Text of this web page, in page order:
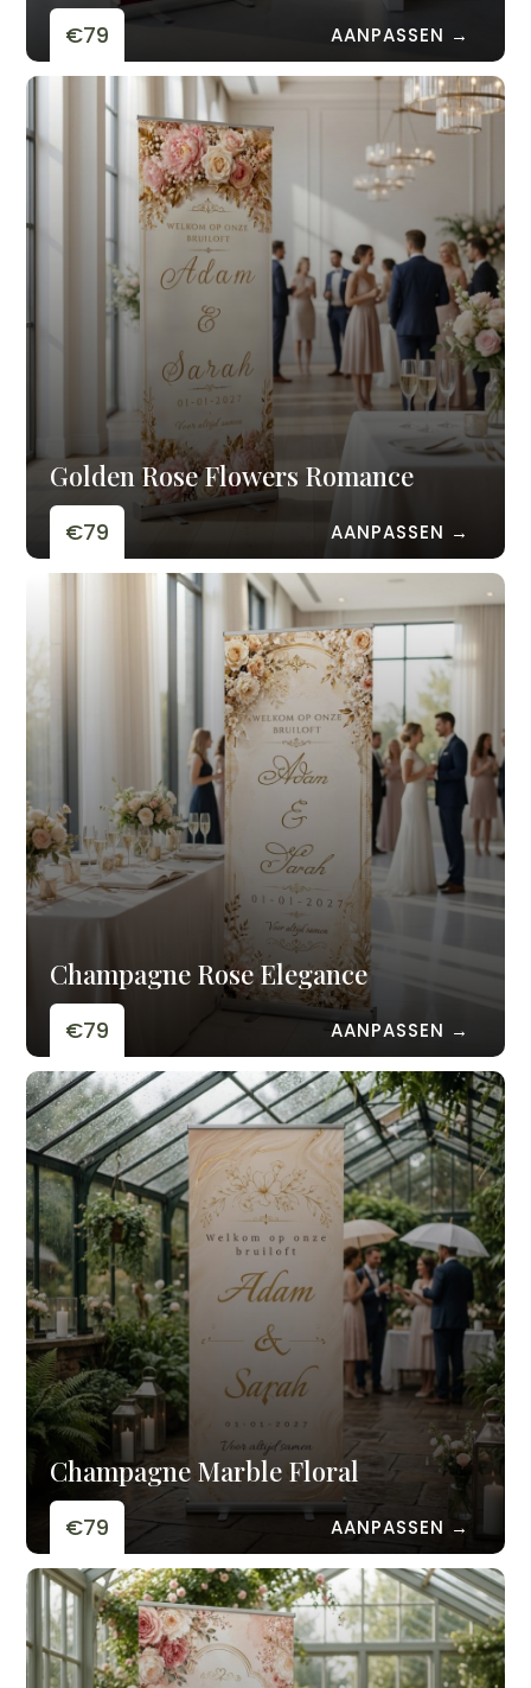
€79 AANPASSEN →
Golden Rose Flowers Romance
€79 AANPASSEN →
Champagne Rose Elegance
€79 AANPASSEN →
Champagne Marble Floral
€79 AANPASSEN →